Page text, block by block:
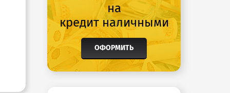
на
кредит наличными
ОФОРМИТЬ